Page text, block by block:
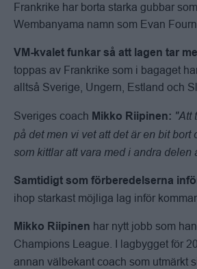
Frankrike har borta starka gubbar
Wembanyama namn som Evan
VM-kvalet funkar så att lagen tar
toppas av Frankrike som i bagaget
alltså Sverige, Ungern, Estland och
Sveriges coach Mikko Riipinen: "Att
på det men vi vet att det är en bit
som kittlar att vara med i andra delen
Samtidigt som förberedelserna
ihop starkast möjliga lag inför
Mikko Riipinen har nytt jobb som
Champions League. I lagbygget för
annan välbekant coach som utmärkt